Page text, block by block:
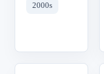
2000s